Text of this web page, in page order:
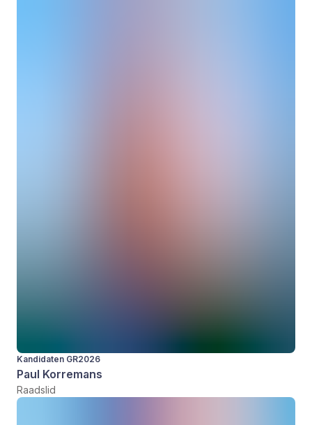
Kandidaten GR2026
Paul Korremans
Raadslid